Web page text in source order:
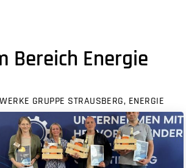
Bereich Energie
GRUPPE STRAUSBERG, ENERGIE